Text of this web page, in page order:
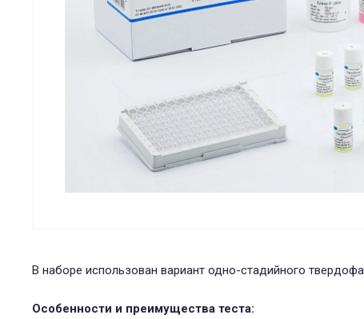
В наборе использован вариант одно-стадийного
Особенности и преимущества теста: